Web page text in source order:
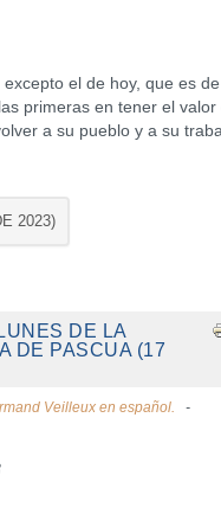
el de hoy, que es de
primeras en tener el valor
a su pueblo y a su
2023)
DE LA
DE PASCUA (17
Veilleux en español.